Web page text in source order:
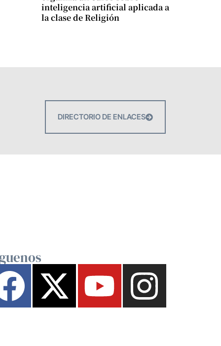
inteligencia artificial aplicada a
la clase de Religión
DIRECTORIO DE ENLACES